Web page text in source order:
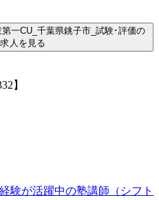
一CU_千葉県銚子市_試験･評価の
人を見る
】
験が活躍中の塾講師（シフト